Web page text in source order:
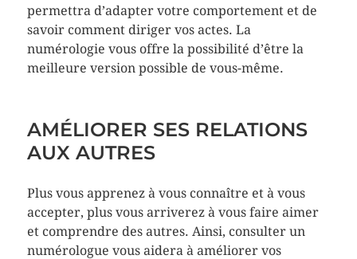
permettra d’adapter votre comportement et de
savoir comment diriger vos actes. La
numérologie vous offre la possibilité d’être la
meilleure version possible de vous-même.
AMÉLIORER SES RELATIONS
AUX AUTRES
Plus vous apprenez à vous connaître et à vous
accepter, plus vous arriverez à vous faire aimer
et comprendre des autres. Ainsi, consulter un
numérologue vous aidera à améliorer vos